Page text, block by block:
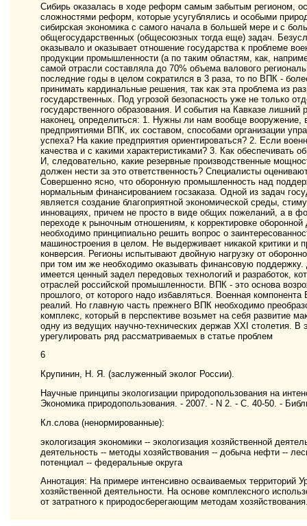
Сибирь оказалась в ходе реформ самым забытым регионом,
сложностями реформ, которые усугублялись и особыми
сибирская экономика с самого начала в большей мере и с
общегосударственных (общесоюзных тогда еще) задач.
оказывало и оказывает отношение государства к проблеме
продукции промышленности (а по таким областям, как,
самой отрасли составляла до 70% объема валового
последние годы в целом сократился в 3 раза, то по ВПК -
принимать кардинальные решения, так как эта проблема из
государственных. Под угрозой безопасность уже не только
государственного образования. И события на Кавказе
наконец, определиться: 1. Нужны ли нам вообще вооружение,
предприятиями ВПК, их составом, способами организации
успеха? На какие предприятия ориентироваться? 2. Если
качества и с какими характеристиками? 3. Как
И, следовательно, какие резервные производственные
должен нести за это ответственность? Специалисты
Совершенно ясно, что оборонную промышленность над
нормальным финансированием госзаказа. Одной из задач
является создание благоприятной экономической среды,
инновациях, причем не просто в виде общих пожеланий, а в
переходе к рыночным отношениям, к корректировке
необходимо принципиально решить вопрос о
машиностроения в целом. Не выдерживает никакой критики и
конверсия. Регионы испытывают двойную нагрузку от
при том им же необходимо оказывать финансовую
имеется ценный задел передовых технологий и разработок,
отраслей российской промышленности. ВПК - это основа
прошлого, от которого надо избавляться. Военная
реалий. Но главную часть прежнего ВПК необходимо
комплекс, который в перспективе возьмет на себя развитие
одну из ведущих научно-технических держав XXI столетия. В
урегулировать ряд рассматриваемых в статье проблем
6
Крупинин, Н. Я. (заслуженный эколог России).
Научные принципы экологизации природопользования на
Экономика природопользования. - 2007. - N 2. - С. 40-50. -
Кл.слова (ненормированные):
экологизация экономики -- экологизация хозяйственной
деятельность -- методы хозяйствования -- добыча нефти --
потенциал -- федеральные округа
Аннотация: На примере интенсивно осваиваемых территорий
хозяйственной деятельности. На основе комплексного
от затратного к природосберегающим методам